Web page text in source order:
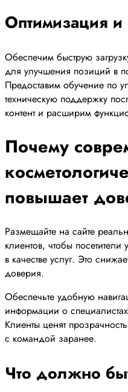
Оптимизация
Обеспечим быструю
для улучшения позиций в
Предоставим обучение по
техническую поддержку
контент и расширим
Почему
повышает
Размещайте на сайте
клиентов, чтобы
в качестве услуг. Это
доверия.
Обеспечьте удобную
информации о
Клиенты ценят
с командой заранее.
Что должно